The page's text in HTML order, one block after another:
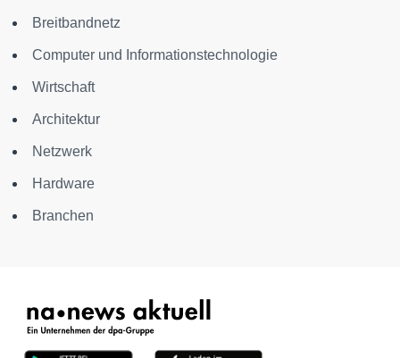
Breitbandnetz
Computer und Informationstechnologie
Wirtschaft
Architektur
Netzwerk
Hardware
Branchen